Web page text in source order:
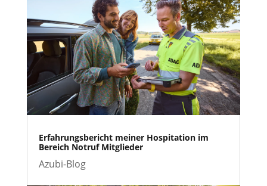
Erfahrungsbericht meiner Hospitation im
Bereich Notruf Mitglieder
Azubi-Blog